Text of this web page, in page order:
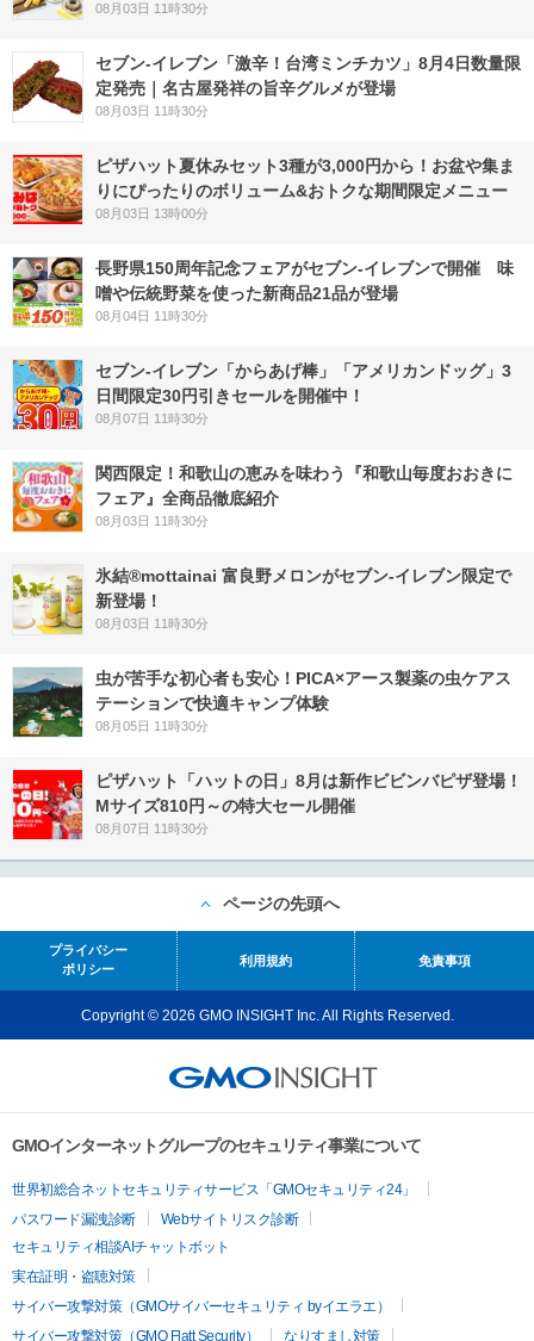
08月03日 11時30分
セブン-イレブン「激辛！台湾ミンチカツ」8月4日数量限
定発売｜名古屋発祥の旨辛グルメが登場
08月03日 11時30分
ピザハット夏休みセット3種が3,000円から！お盆や集ま
りにぴったりのボリューム&おトクな期間限定メニュー
08月03日 13時00分
長野県150周年記念フェアがセブン-イレブンで開催 味
噌や伝統野菜を使った新商品21品が登場
08月04日 11時30分
セブン‐イレブン「からあげ棒」「アメリカンドッグ」3
日間限定30円引きセールを開催中！
08月07日 11時30分
関西限定！和歌山の恵みを味わう『和歌山毎度おおきに
フェア』全商品徹底紹介
08月03日 11時30分
氷結®mottainai 富良野メロンがセブン‐イレブン限定で
新登場！
08月03日 11時30分
虫が苦手な初心者も安心！PICA×アース製薬の虫ケアス
テーションで快適キャンプ体験
08月05日 11時30分
ピザハット「ハットの日」8月は新作ビビンバピザ登場！
Mサイズ810円～の特大セール開催
08月07日 11時30分
ページの先頭へ
プライバシー
ポリシー
利用規約 免責事項
Copyright © 2026 GMO INSIGHT Inc. All Rights Reserved.
GMOインターネットグループのセキュリティ事業について
世界初総合ネットセキュリティサービス「GMOセキュリティ24」
パスワード漏洩診断
Webサイトリスク診断
セキュリティ相談AIチャットボット
実在証明・盗聴対策
サイバー攻撃対策（GMOサイバーセキュリティ byイエラエ）
サイバー攻撃対策（GMO Flatt Security）
なりすまし対策